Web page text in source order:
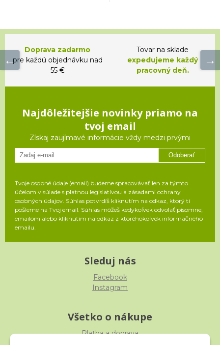
Doprava zadarmo
pre každú objednávku nad
55 €
Tovar na sklade
expedujeme každý
pracovný deň.
Najdôležitejšie novinky priamo na
tvoj email
Získaj zaujímavé informácie vždy medzi prvými
Odoberať
Tvoje osobné údaje (email) budeme spracovávať len za týmto
účelom v súlade s platnou legislatívou a zásadami ochrany
osobných údajov. Súhlas potvrdíš kliknutím na odkaz, ktorý ti
pošleme na Tvoj email. Súhlas môžeš kedykoľvek odvolať písomne,
emailom alebo kliknutím na odkaz z ktoréhokoľvek informačného
emailu.
Sleduj nás
Facebook
Instagram
Všetko o nákupe
Platba a doprava